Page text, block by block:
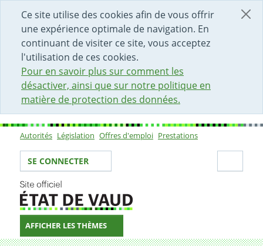
Ce site utilise des cookies afin de vous offrir
une expérience optimale de navigation. En
continuant de visiter ce site, vous acceptez
l'utilisation de ces cookies.
Pour en savoir plus sur comment les
désactiver, ainsi que sur notre politique en
matière de protection des données.
DÉBUT DU CONTENU DE LA PAGE
ACCÈS AU CHAMP DE RECHERCHE
PAGE D'ACCUEIL
FORMULAIRE DE CONTACT
Sous-navigation
Autorités Législation Offres d'emploi Prestations
Votre identité
SE CONNECTER
AFFICHER LES THÈMES